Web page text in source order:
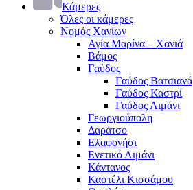
Κάμερες
Όλες οι κάμερες
Νομός Χανίων
Αγία Μαρίνα – Χανιά
Βάμος
Γαύδος
Γαύδος Βατσιανά
Γαύδος Καστρί
Γαύδος Λιμάνι
Γεωργιούπολη
Δαράτσο
Ελαφονήσι
Ενετικό Λιμάνι
Κάντανος
Καστέλι Κισσάμου